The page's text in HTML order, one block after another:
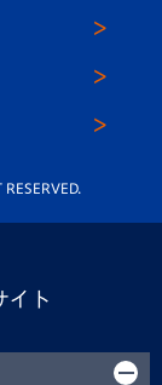
イト